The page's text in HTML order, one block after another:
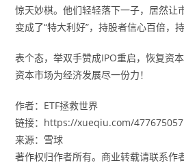
惊天妙棋。他们轻轻落下一子，居然让
变成了“特大利好”，持股者信心百倍，
表个态，举双手赞成IPO重启，恢复资
资本市场为经济发展尽一份力！
作者：ETF拯救世界
链接：https://xueqiu.com/
来源：雪球
著作权归作者所有。商业转载请联系作